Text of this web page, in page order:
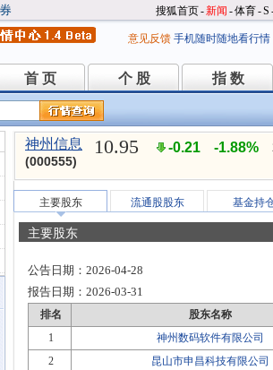
搜狐首页-新闻 -体育-S
意见反馈 手机随时随地看行情
首 页
首 页 个 股
个 股 指 数
指 数
神州信息
(000555)
10.95 -0.21 -1.88%
主要股东 流通股股东 基金持
主要股东
公告日期： 2026-04-28
报告日期： 2026-03-31
排名
股东名称
1
神州数码软件有限公司
2
昆山市申昌科技有限公司